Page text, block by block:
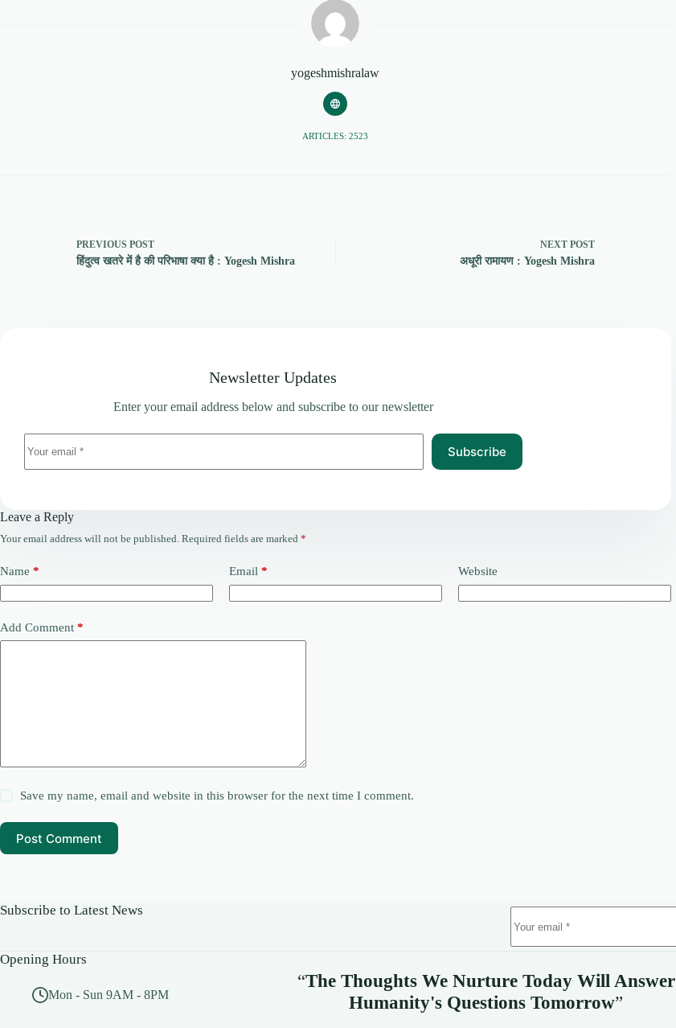
yogeshmishralaw
ARTICLES: 2523
PREVIOUS POST
हिंदुत्व खतरे में है की परिभाषा क्या है : Yogesh Mishra
NEXT POST
अधूरी रामायण : Yogesh Mishra
Newsletter Updates
Enter your email address below and subscribe to our newsletter
Subscribe
Leave a Reply
Your email address will not be published. Required fields are marked *
Name * Email * Website
Add Comment *
Save my name, email and website in this browser for the next time I comment.
Post Comment
Subscribe to Latest News
Opening Hours
Mon - Sun 9AM - 8PM
“The Thoughts We Nurture Today Will Answer
Humanity's Questions Tomorrow”